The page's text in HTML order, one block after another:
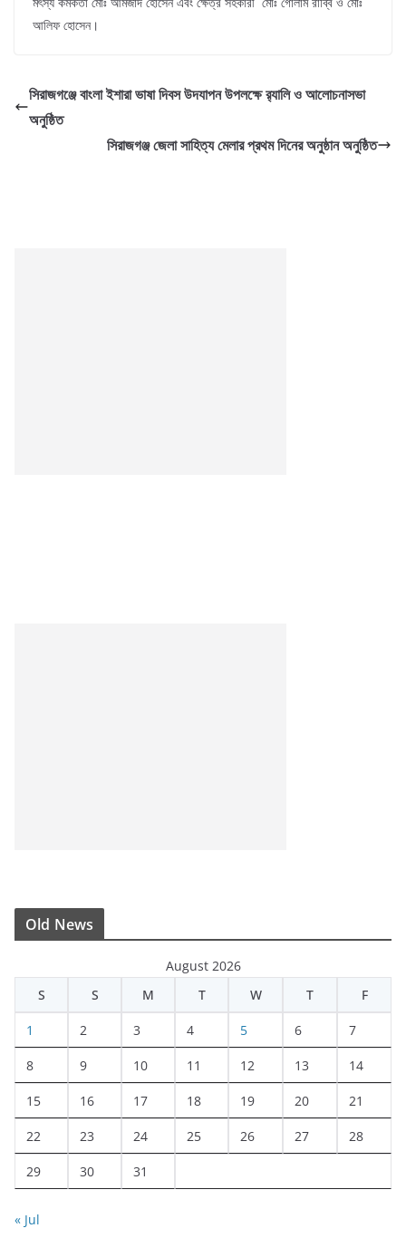
আলিফ হোসেন।
সিরাজগঞ্জে বাংলা ইশারা ভাষা দিবস উদযাপন উপলক্ষে র‍্যালি ও আলোচনাসভা
অনুষ্ঠিত
সিরাজগঞ্জ জেলা সাহিত্য মেলার প্রথম দিনের অনুষ্ঠান অনুষ্ঠিত
Old News
August 2026
S
S M T W T F
1 2 3 4 5 6 7
8 9 10 11 12 13 14
15 16 17 18 19 20 21
22 23 24 25 26 27 28
29 30 31
« Jul